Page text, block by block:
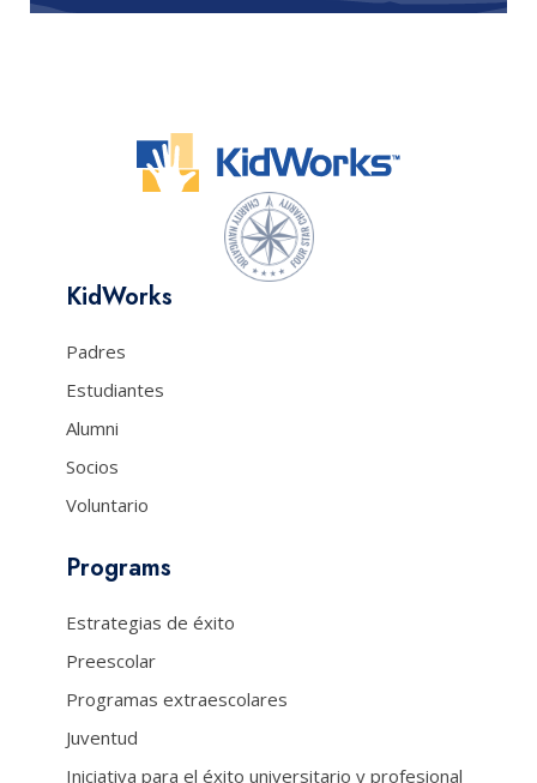
KidWorks
Padres
Estudiantes
Alumni
Socios
Voluntario
Programs
Estrategias de éxito
Preescolar
Programas extraescolares
Juventud
Iniciativa para el éxito universitario y profesional